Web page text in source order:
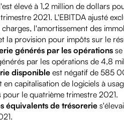
élevé à 1,2 million de dollars
2021. L'EBITDA ajusté
charges, l'amortissement des
la provision pour impôts sur le
générés par les opérations
par les opérations de 4,8
disponible est négatif de 585
en capitalisation de logiciels à
le quatrième trimestre 2021.
équivalents de trésorerie